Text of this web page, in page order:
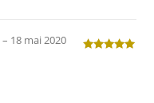
– 18 mai 2020